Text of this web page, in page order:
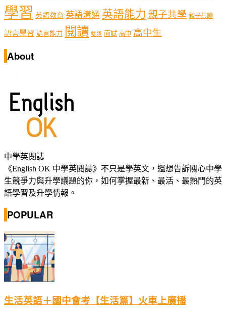
學習 英語教育 英語溝通 英語能力 親子共學 親子共讀
語言學習 語言能力 閱讀 雙語 面試 高中 高中生
About
中學英閱誌
《English OK 中學英閱誌》不只是學英文，還想告訴關心中學
生競爭力與升學議題的你，如何掌握最新、最活、最熱門的英
語學習及升學情報。
POPULAR
生活英語＋國中會考【生活篇】火車上廣播